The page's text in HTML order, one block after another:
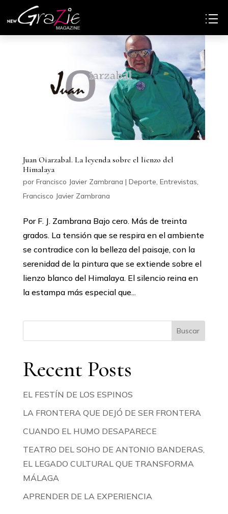
Juan Oiarzabal. La leyenda sobre el lienzo del
Himalaya
por Francisco Javier Zambrana | Deporte, Entrevistas,
Francisco Javier Zambrana
Por F. J. Zambrana Bajo cero. Más de treinta
grados. La tensión que se respira en el ambiente
se contradice con la belleza del paisaje, con la
serenidad de la pintura que se extiende sobre el
lienzo blanco del Himalaya. El silencio reina en
la estampa más especial que...
Buscar
Recent Posts
EL FESTÍN DE LOS ESPINOS
LA FRONTERA QUE DEJÓ DE SER FRONTERA
CUANDO EL HUMO DESAPARECE
TEATRO DEL SOHO DE ANTONIO BANDERAS,
EL LEGADO CULTURAL QUE TRANSFORMA
MÁLAGA
APRENDER DE LA EXPERIENCIA